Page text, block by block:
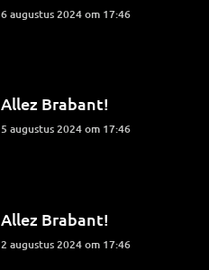
6 augustus 2024 om 17:46
Allez Brabant!
5 augustus 2024 om 17:46
Allez Brabant!
2 augustus 2024 om 17:46